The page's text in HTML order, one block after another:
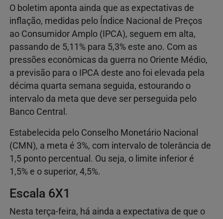
O boletim aponta ainda que as expectativas de
inflação, medidas pelo Índice Nacional de Preços
ao Consumidor Amplo (IPCA), seguem em alta,
passando de 5,11% para 5,3% este ano. Com as
pressões econômicas da guerra no Oriente Médio,
a previsão para o IPCA deste ano foi elevada pela
décima quarta semana seguida, estourando o
intervalo da meta que deve ser perseguida pelo
Banco Central.
Estabelecida pelo Conselho Monetário Nacional
(CMN), a meta é 3%, com intervalo de tolerância de
1,5 ponto percentual. Ou seja, o limite inferior é
1,5% e o superior, 4,5%.
Escala 6X1
Nesta terça-feira, há ainda a expectativa de que o